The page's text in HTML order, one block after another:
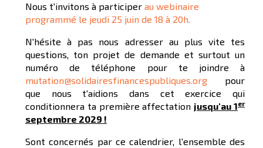
Nous t'invitons à participer au webinaire
programmé le jeudi 25 juin de 18 à 20h.
N'hésite à pas nous adresser au plus vite tes
questions, ton projet de demande et surtout un
numéro de téléphone pour te joindre à
mutation@solidairesfinancespubliques.org pour
que nous t'aidions dans cet exercice qui
conditionnera ta première affectation jusqu'au 1er
septembre 2029 !
Sont concernés par ce calendrier, l'ensemble des